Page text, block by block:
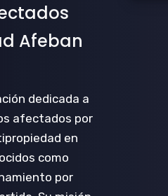
Afeban
dedicada a
afectados por
en
como
por